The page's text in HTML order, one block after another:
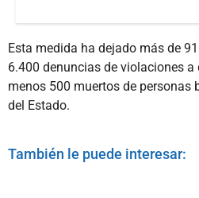
Esta medida ha dejado más de
6.400 denuncias de violaciones
menos 500 muertos de personas
del Estado.
También le puede interesar: